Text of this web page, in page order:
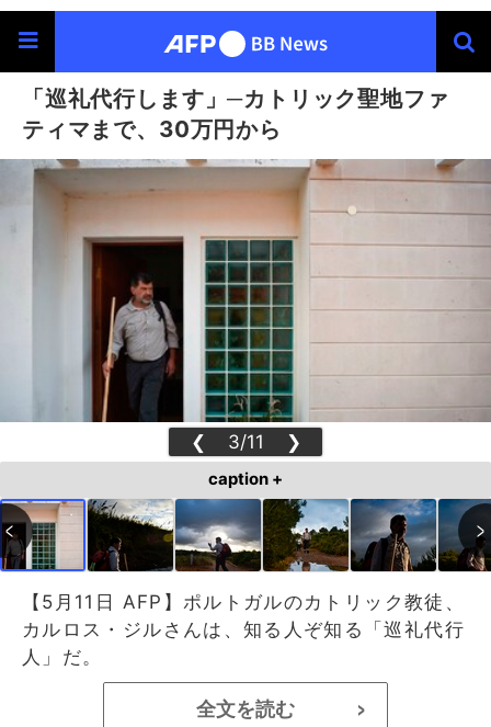
「巡礼代行します」─カトリック聖地ファ
ティマまで、30万円から
❮ 3/11 ❯
caption +
【5月11日 AFP】ポルトガルのカトリック教徒、
カルロス・ジルさんは、知る人ぞ知る「巡礼代行
人」だ。
全文を読む >